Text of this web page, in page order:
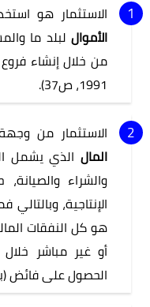
الاستثمار هو
الأموال لبلد ما
من خلال إنشاء
1991، ص37).
الاستثمار من
المال الذي يشمل
والشراء
الإنتاجية،
هو كل النفقات
أو غير مباشر
الحصول على فائض (بوشامة،